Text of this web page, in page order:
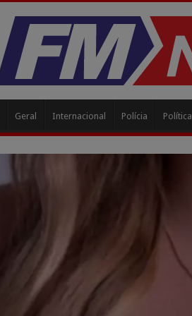
Geral Internacional Polícia Política